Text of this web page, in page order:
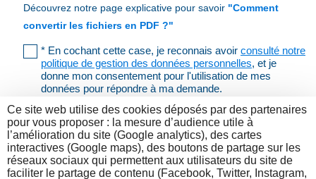
Découvrez notre page explicative pour savoir "Comment
convertir les fichiers en PDF ?"
* En cochant cette case, je reconnais avoir consulté notre
politique de gestion des données personnelles, et je
donne mon consentement pour l'utilisation de mes
données pour répondre à ma demande.
Vérifier les données
Ce site web utilise des cookies déposés par des partenaires
pour vous proposer : la mesure d’audience utile à
l’amélioration du site (Google analytics), des cartes
interactives (Google maps), des boutons de partage sur les
réseaux sociaux qui permettent aux utilisateurs du site de
faciliter le partage de contenu (Facebook, Twitter, Instagram,